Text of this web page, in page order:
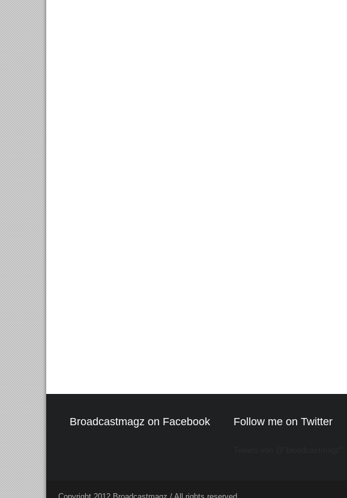
Broadcastmagz on Facebook Follow me on Twitter